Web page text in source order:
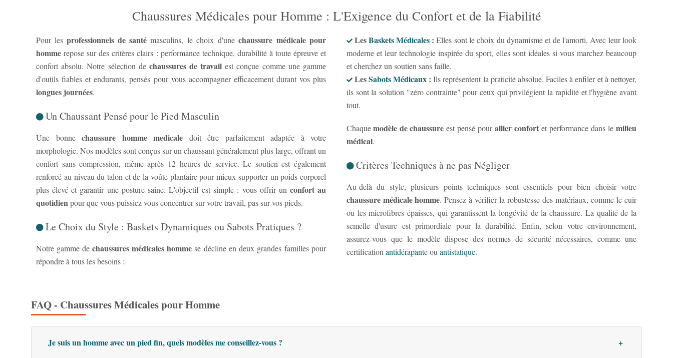
Chaussures Médicales pour Homme : L'Exigence du Confort et de la Fiabilité
Pour lesprofessionnels de santé masculins, le choix d'unechaussure médicale pour
homme repose sur des critères clairs : performance technique, durabilité à toute épreuve et
confort absolu. Notre sélection dechaussures de travail est conçue comme une gamme
d'outils fiables et endurants, pensés pour vous accompagner efficacement durant vos plus
longues journées.
Un Chaussant Pensé pour le Pied Masculin
Une bonnechaussure homme medicale doit être parfaitement adaptée à votre
morphologie. Nos modèles sont conçus sur un chaussant généralement plus large, offrant un
confort sans compression, même après 12 heures de service. Le soutien est également
renforcé au niveau du talon et de la voûte plantaire pour mieux supporter un poids corporel
plus élevé et garantir une posture saine. L'objectif est simple : vous offrir unconfort au
quotidienpour que vous puissiez vous concentrer sur votre travail, pas sur vos pieds.
Le Choix du Style : Baskets Dynamiques ou Sabots Pratiques ?
Notre gamme dechaussures médicales homme se décline en deux grandes familles pour
répondre à tous les besoins :
LesBaskets Médicales : Elles sont le choix du dynamisme et de l'amorti. Avec leur look
moderne et leur technologie inspirée du sport, elles sont idéales si vous marchez beaucoup
et cherchez un soutien sans faille.
LesSabots Médicaux : Ils représentent la praticité absolue. Faciles à enfiler et à nettoyer,
ils sont la solution "zéro contrainte" pour ceux qui privilégient la rapidité et l'hygiène avant
tout.
Chaquemodèle de chaussure est pensé pourallier confort et performance dans le milieu
médical.
Critères Techniques à ne pas Négliger
Au-delà du style, plusieurs points techniques sont essentiels pour bien choisir votre
chaussure médicale homme. Pensez à vérifier la robustesse des matériaux, comme le cuir
ou les microfibres épaisses, qui garantissent la longévité de la chaussure. La qualité de la
semelle d'usure est primordiale pour la durabilité. Enfin, selon votre environnement,
assurez-vous que le modèle dispose des normes de sécurité nécessaires, comme une
certification antidérapanteou antistatique.
FAQ - Chaussures Médicales pour Homme
Je suis un homme avec un pied fin, quels modèles me conseillez-vous ?